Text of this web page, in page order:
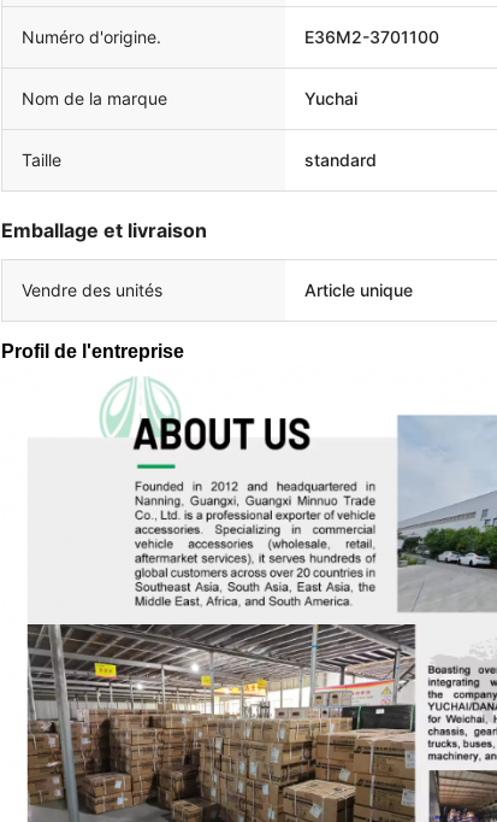
Numéro d'origine. E36M2-3701100
Nom de la marque Yuchai
Taille standard
Emballage et livraison
Vendre des unités Article unique
Profil de l'entreprise